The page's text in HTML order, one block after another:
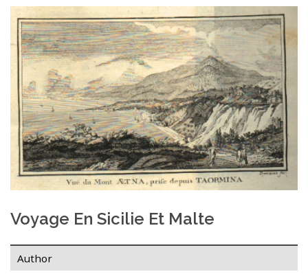
Voyage En Sicilie Et Malte
Author